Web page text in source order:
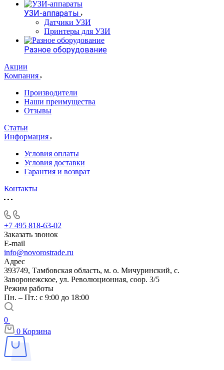
УЗИ-аппараты
Датчики УЗИ
Принтеры для УЗИ
Разное оборудование
Акции
Компания
Производители
Наши преимущества
Отзывы
Статьи
Информация
Условия оплаты
Условия доставки
Гарантия и возврат
Контакты
+7 495 818-63-02
Заказать звонок
E-mail
info@novorostrade.ru
Адрес
393749, Тамбовская область, м. о. Мичуринский, с.
Заворонежское, ул. Революционная, соор. 3/5
Режим работы
Пн. – Пт.: с 9:00 до 18:00
0
0 Корзина